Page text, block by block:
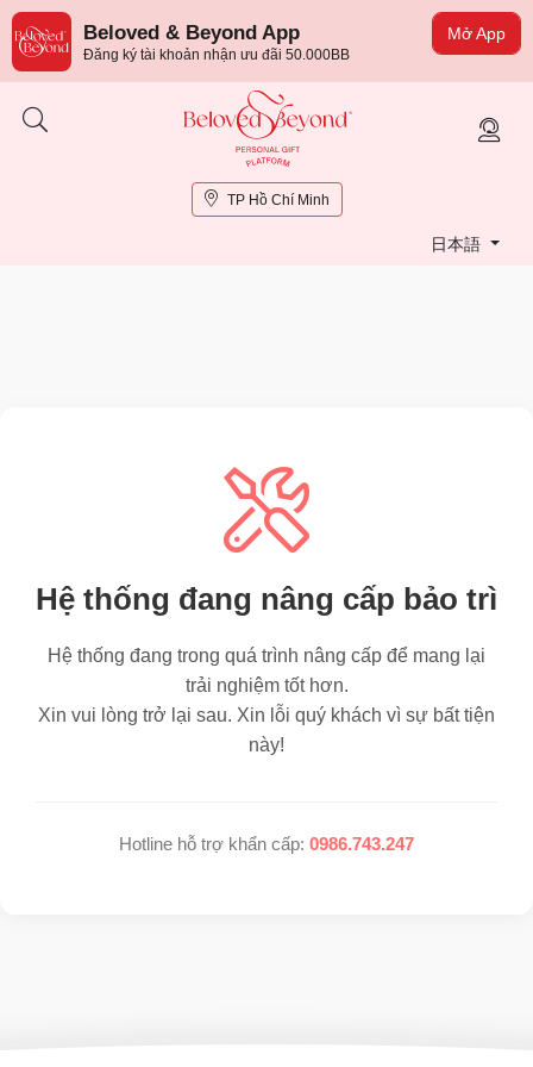
Mở App
Beloved & Beyond App
Đăng ký tài khoản nhận ưu đãi 50.000BB
TP Hồ Chí Minh
日本語
Hệ thống đang nâng cấp bảo trì
Hệ thống đang trong quá trình nâng cấp để mang lại
trải nghiệm tốt hơn.
Xin vui lòng trở lại sau. Xin lỗi quý khách vì sự bất tiện
này!
Hotline hỗ trợ khẩn cấp: 0986.743.247